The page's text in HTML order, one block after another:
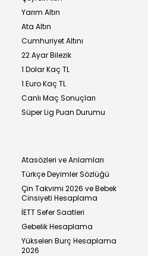
Yarım Altın
Ata Altın
Cumhuriyet Altını
22 Ayar Bilezik
1 Dolar Kaç TL
1 Euro Kaç TL
Canlı Maç Sonuçları
Süper Lig Puan Durumu
Atasözleri ve Anlamları
Türkçe Deyimler Sözlüğü
Çin Takvimi 2026 ve Bebek
Cinsiyeti Hesaplama
İETT Sefer Saatleri
Gebelik Hesaplama
Yükselen Burç Hesaplama
2026